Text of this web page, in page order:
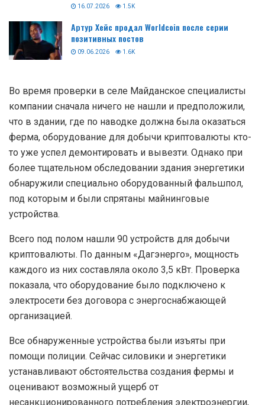
16.07.2026 1.5K
Артур Хейс продал Worldcoin после серии
позитивных постов
09.06.2026 1.6K
Во время проверки в селе Майданское специалисты
компании сначала ничего не нашли и предположили,
что в здании, где по наводке должна была оказаться
ферма, оборудование для добычи криптовалюты кто-
то уже успел демонтировать и вывезти. Однако при
более тщательном обследовании здания энергетики
обнаружили специально оборудованный фальшпол,
под которым и были спрятаны майнинговые
устройства.
Всего под полом нашли 90 устройств для добычи
криптовалюты. По данным «Дагэнерго», мощность
каждого из них составляла около 3,5 кВт. Проверка
показала, что оборудование было подключено к
электросети без договора с энергоснабжающей
организацией.
Все обнаруженные устройства были изъяты при
помощи полиции. Сейчас силовики и энергетики
устанавливают обстоятельства создания фермы и
оценивают возможный ущерб от
несанкционированного потребления электроэнергии,